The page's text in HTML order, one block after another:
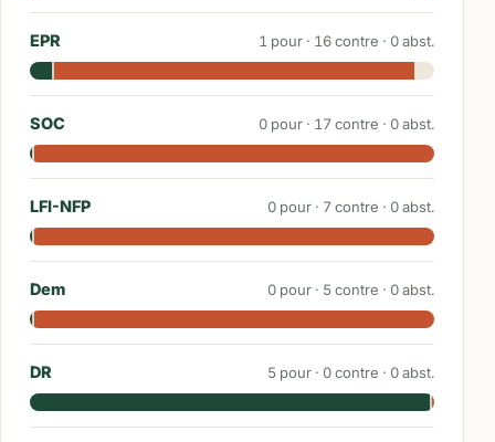
EPR 1 pour · 16contre · 0abst.
SOC 0 pour · 17contre · 0abst.
LFI-NFP 0 pour · 7contre · 0abst.
Dem 0 pour · 5contre · 0abst.
DR 5 pour · 0contre · 0abst.